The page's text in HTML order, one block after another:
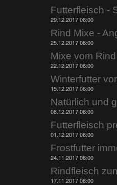
29.12.2017 06:00
25.12.2017 06:00
Mixe vom
22.12.2017 06:00
Winterfutter
15.12.2017 06:00
Natürlich und
08.12.2017 06:00
01.12.2017 06:00
Frostfutter
24.11.2017 06:00
Rindfleisch
17.11.2017 06:00